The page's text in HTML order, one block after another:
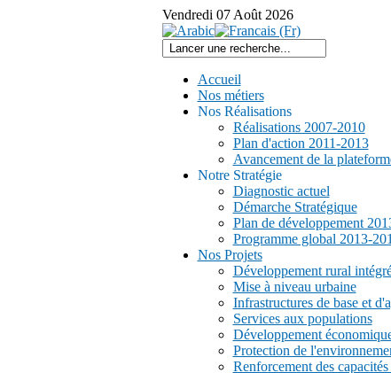
Vendredi 07 Août 2026
Accueil
Nos métiers
Nos Réalisations
Réalisations 2007-2010
Plan d'action 2011-2013
Avancement de la
Notre Stratégie
Diagnostic actuel
Démarche Stratégique
Plan de développement
Programme global 2013-
Nos Projets
Développement rural
Mise à niveau urbaine
Infrastructures de base et
Services aux populations
Développement
Protection de
Renforcement des